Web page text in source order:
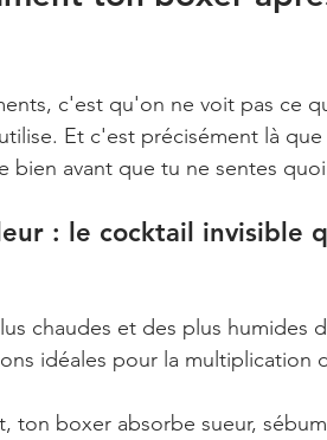
c'est qu'on ne voit pas ce
Et c'est précisément là
bien avant que tu ne sentes
: le cocktail invisible
chaudes et des plus humides
idéales pour la multiplication
ton boxer absorbe sueur,